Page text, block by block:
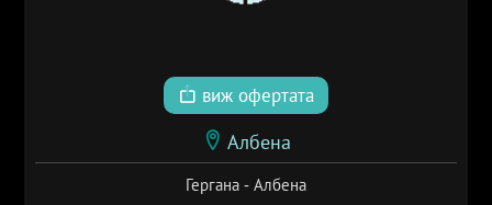
виж офертата
Албена
Гергана - Албена